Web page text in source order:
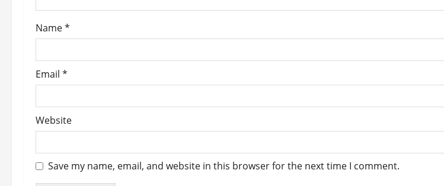
o
n
Name*
Email *
Website
Save my name, email, and website in this browser for the next time I comment.